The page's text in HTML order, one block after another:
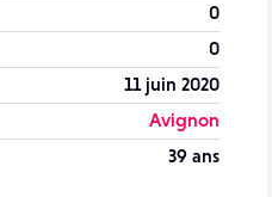
0
0
11 juin 2020
Avignon
39 ans